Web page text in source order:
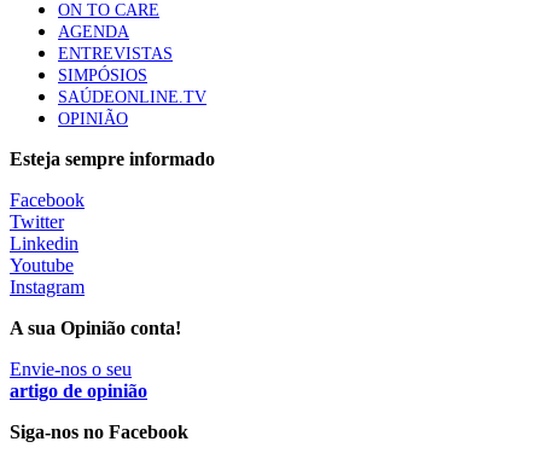
Trodelvy aprovado para primeira linha no cancro da
mama triplo negativo metastático em doentes não
elegíveis para inibidores PD-(L)1
61 visualizações
Quase 11.900 jovens recorreram aos cheques psicólogo e
nutricionista no primeiro mês
7 Ago, 2026
apoio robótico em Portugal
ON TO CARE
AGENDA
ENTREVISTAS
SIMPÓSIOS
SAÚDEONLINE.TV
OPINIÃO
Esteja sempre informado
Facebook
Twitter
Linkedin
Youtube
Instagram
A sua Opinião conta!
Envie-nos o seu
artigo de opinião
Siga-nos no Facebook